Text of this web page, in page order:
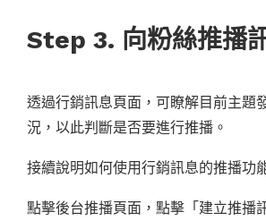
Step 3. 向粉絲推播
透過行銷訊息頁面，可瞭解目前主題
況，以此判斷是否要進行推播。
接續說明如何使用行銷訊息的推播功
點擊後台推播頁面，點擊「建立推播